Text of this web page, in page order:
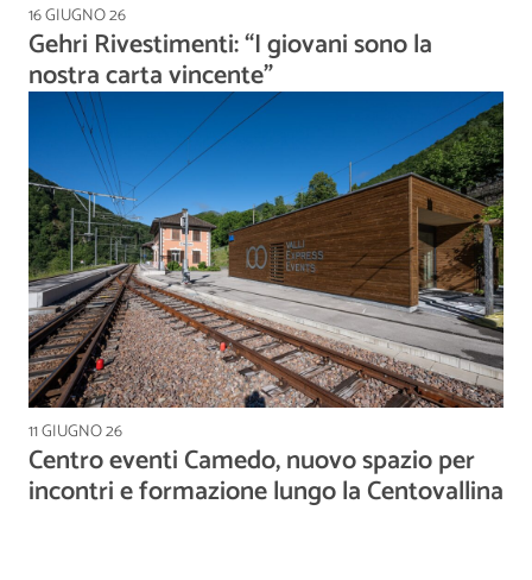
16 GIUGNO 26
Gehri Rivestimenti: “I giovani sono la
nostra carta vincente”
11 GIUGNO 26
Centro eventi Camedo, nuovo spazio per
incontri e formazione lungo la Centovallina